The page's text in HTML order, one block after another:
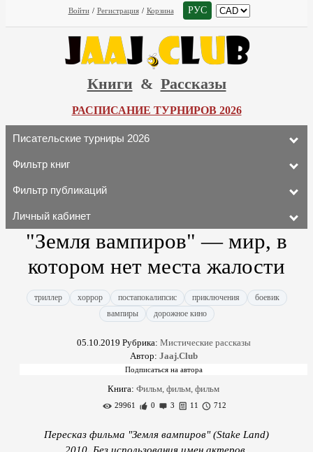
Войти / Регистрация / Корзина РУС
Книги & Рассказы
РАСПИСАНИЕ ТУРНИРОВ 2026
Писательские турниры 2026
Фильтр книг
Фильтр публикаций
Личный кабинет
"Земля вампиров" — мир, в
котором нет места жалости
триллер хоррор постапокалипсис приключения
боевик
вампиры
дорожное кино
05.10.2019 Рубрика: Мистические рассказы
Автор: Jaaj.Club
Книга: Фильм, фильм, фильм
29961 0 3 11 712
Пересказ фильма "Земля вампиров" (Stake Land)
2010. Без использования имен актеров,